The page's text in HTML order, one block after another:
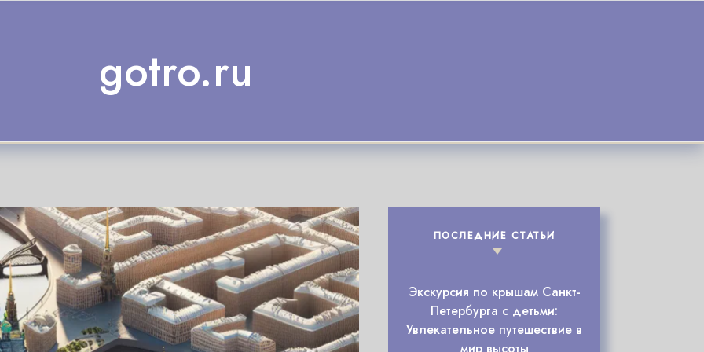
gotro.ru
ПОСЛЕДНИЕ СТАТЬИ
Экскурсия по крышам Санкт-
Петербурга с детьми:
Увлекательное путешествие в